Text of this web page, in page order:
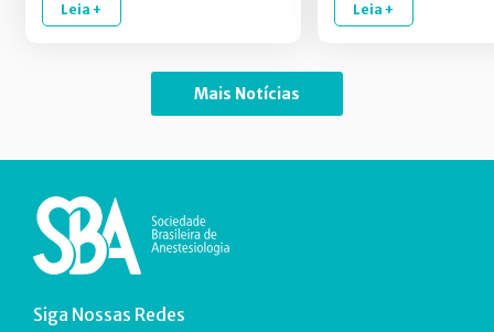
Leia + Leia +
Mais Notícias
Siga Nossas Redes